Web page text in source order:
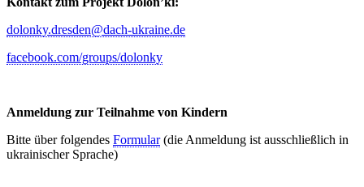
dolonky.dresden@dach-ukraine.de
facebook.com/groups/dolonky
Anmeldung zur Teilnahme von Kindern
Bitte über folgendes Formular(die Anmeldung ist ausschließlich in
ukrainischer Sprache)